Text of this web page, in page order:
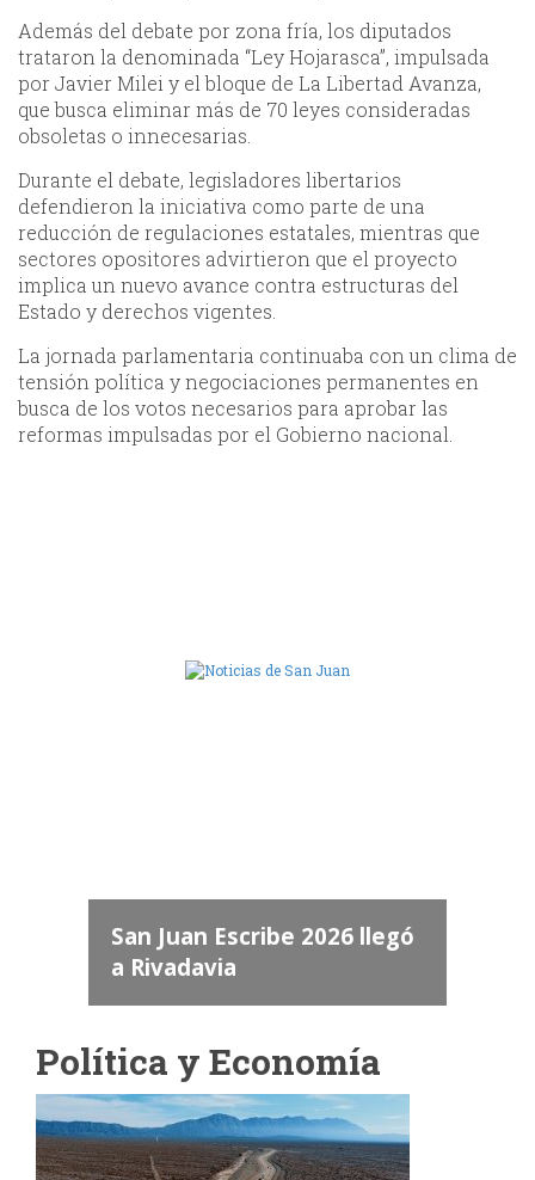
Además del debate por zona fría, los diputados
trataron la denominada “Ley Hojarasca”, impulsada
por Javier Milei y el bloque de La Libertad Avanza,
que busca eliminar más de 70 leyes consideradas
obsoletas o innecesarias.
Durante el debate, legisladores libertarios
defendieron la iniciativa como parte de una
reducción de regulaciones estatales, mientras que
sectores opositores advirtieron que el proyecto
implica un nuevo avance contra estructuras del
Estado y derechos vigentes.
La jornada parlamentaria continuaba con un clima de
tensión política y negociaciones permanentes en
busca de los votos necesarios para aprobar las
reformas impulsadas por el Gobierno nacional.
San Juan Escribe 2026 llegó
a Rivadavia
Política y Economía